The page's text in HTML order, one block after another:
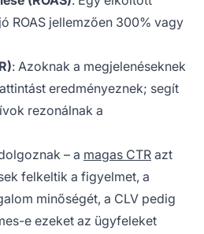
ROAS jellemzően 300% vagy
: Azoknak a megjelenéseknek
eredményeznek; segít
rezonálnak a
– a magas CTR azt
felkeltik a figyelmet, a
minőségét, a CLV pedig
e ezeket az ügyfeleket